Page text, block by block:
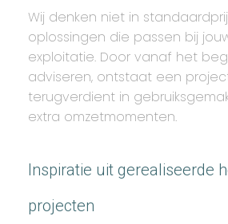
Wij denken niet in
oplossingen die passen bij
exploitatie. Door vanaf het
adviseren, ontstaat een
terugverdient in
extra omzetmomenten.
Inspiratie uit gerealiseerde
projecten